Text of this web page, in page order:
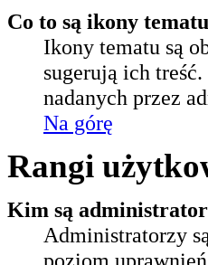
Co to są ikony
Ikony tematu są
sugerują ich
nadanych przez
Na górę
Rangi
Kim są
Administratorzy
poziom